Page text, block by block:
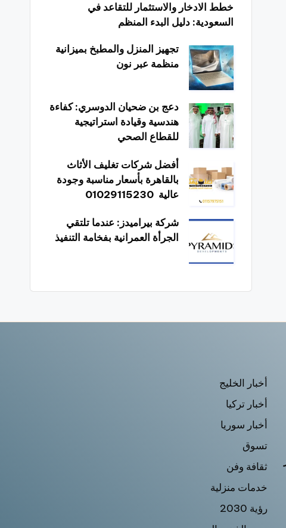
خطط الادخار والاستثمار للتقاعد في
السعودية: دليل البدء المنظم
تجهيز المنزل والمطبخ بميزانية
منظمة عبر نون
دعج بن ضحيان الدوسري: كفاءة
هندسية وقيادة استراتيجية
للقطاع الصحي
أفضل شركات تغليف الأثاث
بالقاهرة بأسعار مناسبة وجودة
عالية 01029115230
شركة بيراميدز: عندما تلتقي
الجرأة العمرانية بفخامة التنفيذ
أخبار الخليج
أخبار تركيا
أخبار سوريا
تسوق
ثقافة وفن
خدمات منزلية
رؤية 2030